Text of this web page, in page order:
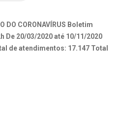
DO CORONAVÍRUS Boletim
De 20/03/2020 até 10/11/2020
de atendimentos: 17.147 Total